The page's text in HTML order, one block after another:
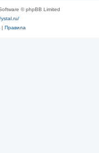
© phpBB Limited
| Правила